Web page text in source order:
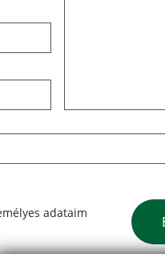
adataim